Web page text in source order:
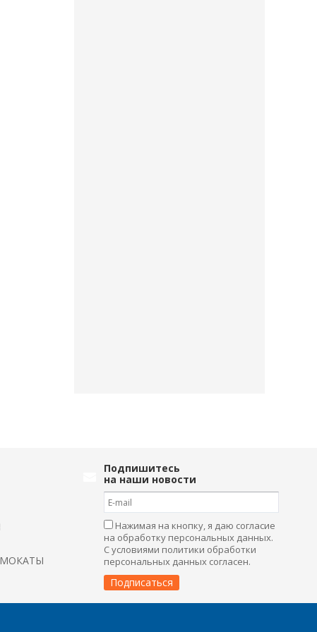
Подпишитесь
на наши новости
Нажимая на кнопку, я даю согласие
на обработку персональных данных.
С условиями политики обработки
персональных данных согласен.